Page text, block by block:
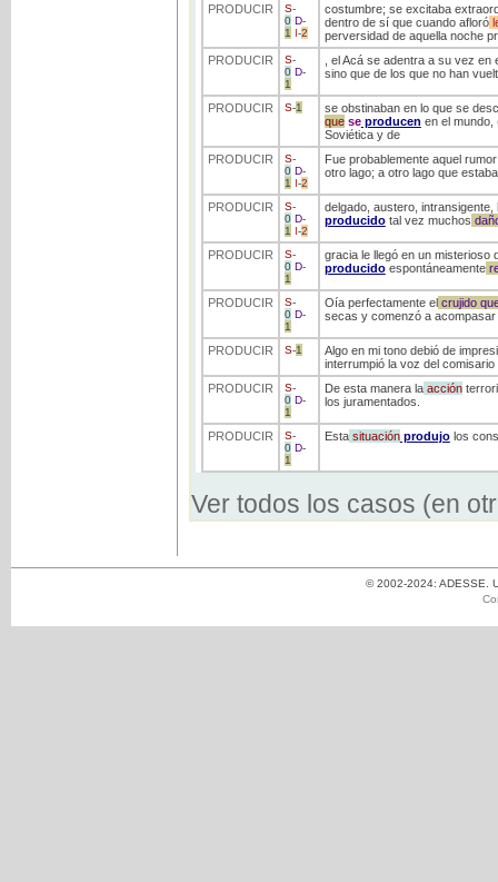
PRODUCIR
S-
0 D-
1 I-2
costumbre; se excitaba
dentro de sí que cuando afloró
perversidad de aquella noche
PRODUCIR
S-
0 D-
1
, el Acá se adentra a su vez en
sino que de los que no han
PRODUCIR S-1
se obstinaban en lo que se
queseproducen en el mundo,
Soviética y de
PRODUCIR
S-
0 D-
1 I-2
Fue probablemente aquel
otro lago; a otro lago que
PRODUCIR S-
0 D-
1 I-2
delgado, austero,
producidotal vez muchos
PRODUCIR S-
0 D-
1
gracia le llegó en un misterioso
producidoespontáneamente
PRODUCIR S-
0 D-
1
Oía perfectamente elcrujido
secas y comenzó a
PRODUCIR S-1
Algo en mi tono debió de
interrumpió la voz del comisario
PRODUCIR
S-
0 D-
1
De esta manera laacción
los juramentados.
PRODUCIR S-
0 D-
1
Estasituaciónprodujolos
Ver todos los casos (en
© 2002-2024: ADESSE.